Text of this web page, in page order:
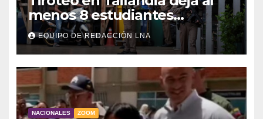
menos 8 estudiantes
muertos y 30 heridos
EQUIPO DE REDACCIÓN LNA
NACIONALES ZOOM